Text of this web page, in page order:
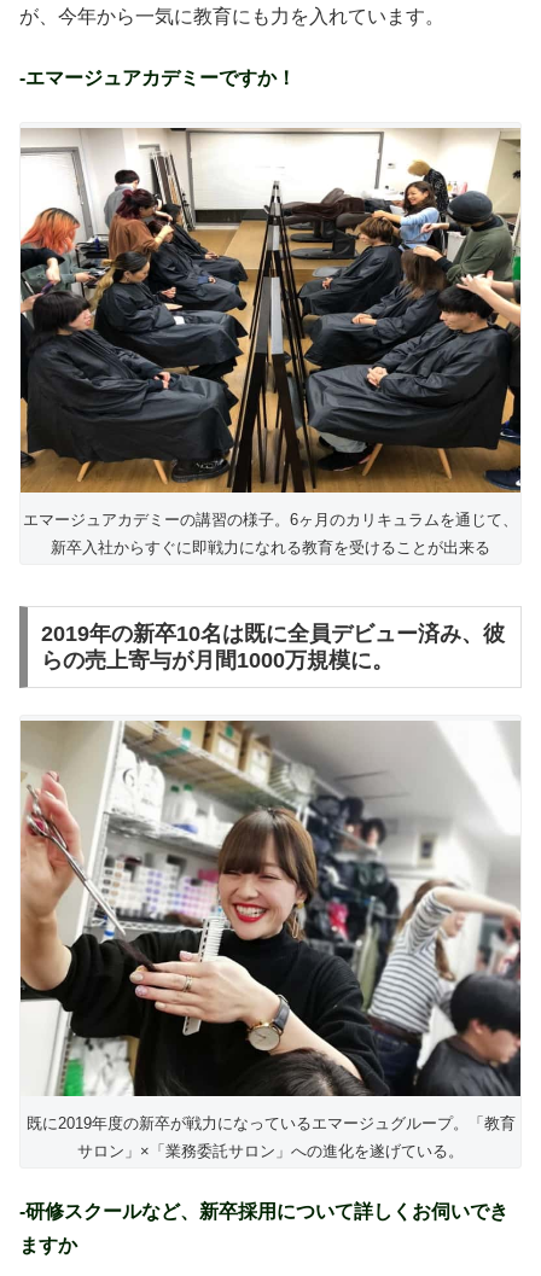
が、今年から一気に教育にも力を入れています。
-エマージュアカデミーですか！
エマージュアカデミーの講習の様子。6ヶ月のカリキュラムを通じて、
新卒入社からすぐに即戦力になれる教育を受けることが出来る
2019年の新卒10名は既に全員デビュー済み、彼
らの売上寄与が月間1000万規模に。
既に2019年度の新卒が戦力になっているエマージュグループ。「教育
サロン」×「業務委託サロン」への進化を遂げている。
-研修スクールなど、新卒採用について詳しくお伺いでき
ますか